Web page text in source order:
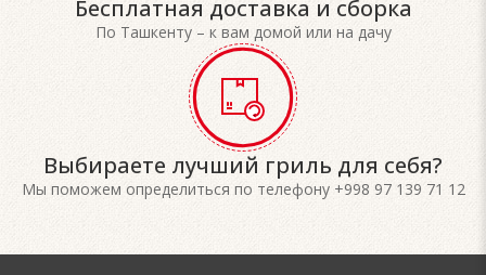
Бесплатная доставка и сборка
По Ташкенту – к вам домой или на дачу
Выбираете лучший гриль для себя?
Мы поможем определиться по телефону +998 97 139 71 12